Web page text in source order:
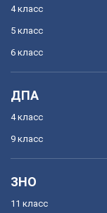
4 класс
5 класс
6 класс
ДПА
4 класс
9 класс
ЗНО
11 класс